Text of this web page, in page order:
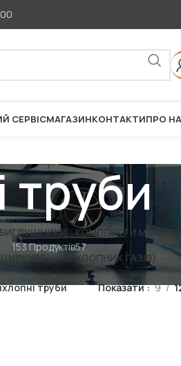
СЕРВІСМАГАЗИНКОНТАКТИПРО
труби
ГЛУШНИКИ
153 Продуктів
КОМПЛЕКТИ
57
ВИХЛОПНИХ ГАЗІВ)
труби Показати 9